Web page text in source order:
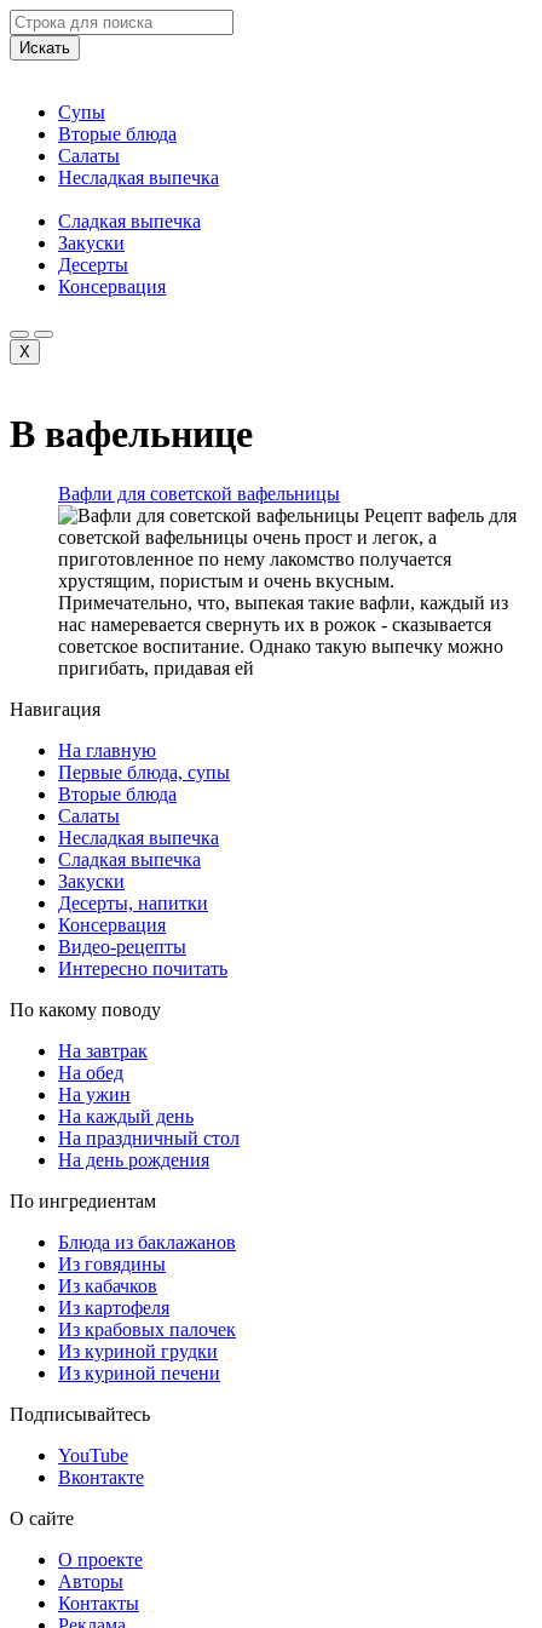
Искать
Супы
Вторые блюда
Салаты
Несладкая выпечка
Сладкая выпечка
Закуски
Десерты
Консервация
X
В вафельнице
Вафли для советской вафельницы
Рецепт вафель для
советской вафельницы очень прост и легок, а
приготовленное по нему лакомство получается
хрустящим, пористым и очень вкусным.
Примечательно, что, выпекая такие вафли, каждый из
нас намеревается свернуть их в рожок - сказывается
советское воспитание. Однако такую выпечку можно
пригибать, придавая ей
Навигация
На главную
Первые блюда, супы
Вторые блюда
Салаты
Несладкая выпечка
Сладкая выпечка
Закуски
Десерты, напитки
Консервация
Видео-рецепты
Интересно почитать
По какому поводу
На завтрак
На обед
На ужин
На каждый день
На праздничный стол
На день рождения
По ингредиентам
Блюда из баклажанов
Из говядины
Из кабачков
Из картофеля
Из крабовых палочек
Из куриной грудки
Из куриной печени
Подписывайтесь
YouTube
Вконтакте
О сайте
О проекте
Авторы
Контакты